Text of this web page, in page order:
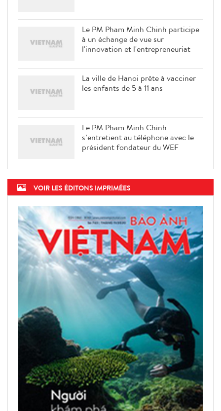
Le PM Pham Minh Chinh participe
à un échange de vue sur
l'innovation et l'entrepreneuriat
La ville de Hanoi prête à vacciner
les enfants de 5 à 11 ans
Le PM Pham Minh Chinh
s’entretient au téléphone avec le
président fondateur du WEF
VOIR LES ÉDITONS IMPRIMÉES